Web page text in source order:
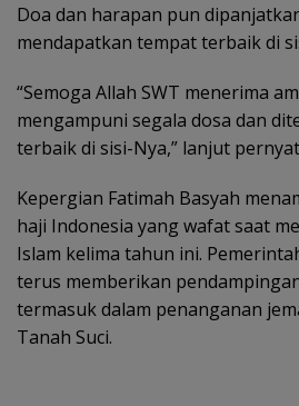
Doa dan harapan pun
mendapatkan tempat terbaik di
“Semoga Allah SWT menerima
mengampuni segala dosa dan
terbaik di sisi-Nya,” lanjut
Kepergian Fatimah Basyah
haji Indonesia yang wafat saat
Islam kelima tahun ini.
terus memberikan
termasuk dalam penanganan
Tanah Suci.